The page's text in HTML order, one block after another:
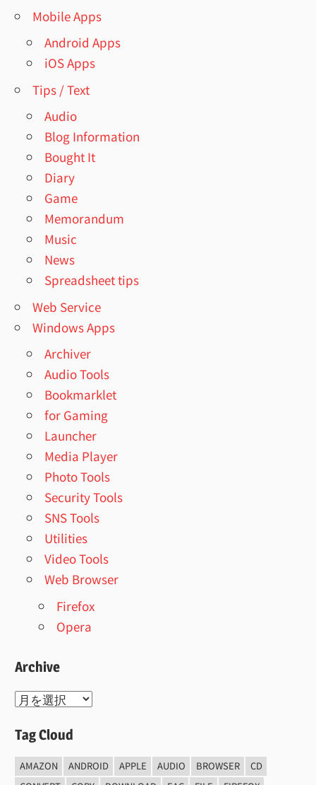
Mobile Apps
Android Apps
iOS Apps
Tips / Text
Audio
Blog Information
Bought It
Diary
Game
Memorandum
Music
News
Spreadsheet tips
Web Service
Windows Apps
Archiver
Audio Tools
Bookmarklet
for Gaming
Launcher
Media Player
Photo Tools
Security Tools
SNS Tools
Utilities
Video Tools
Web Browser
Firefox
Opera
Archive
Archive
Tag Cloud
AMAZON ANDROID APPLE AUDIO BROWSER
CD